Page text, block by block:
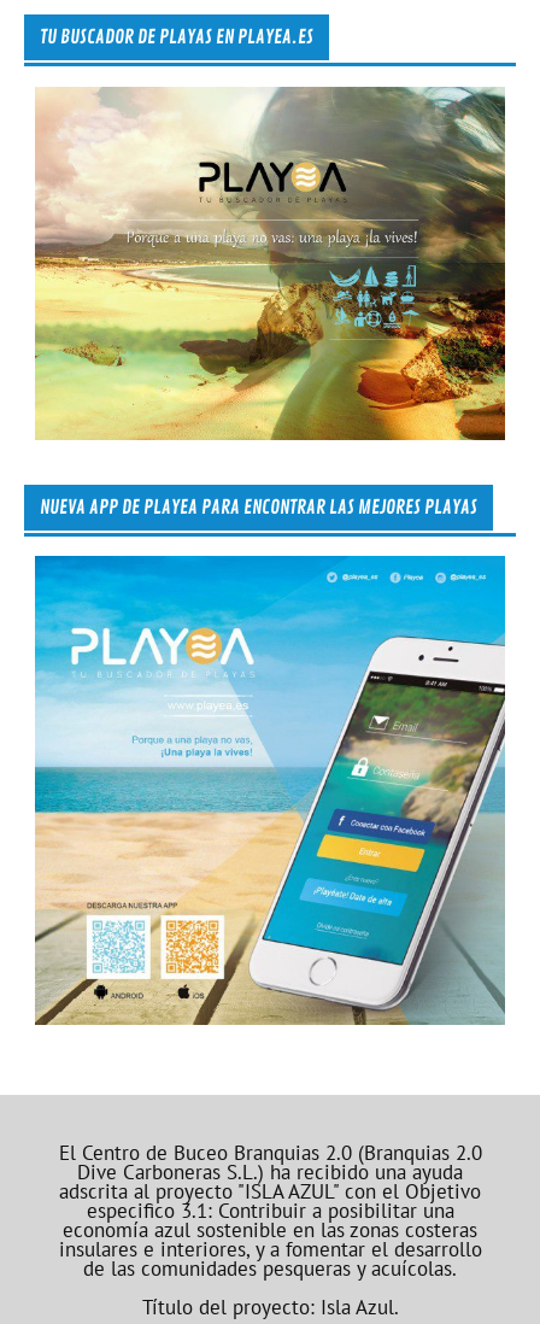
TU BUSCADOR DE PLAYAS EN PLAYEA.ES
NUEVA APP DE PLAYEA PARA ENCONTRAR LAS MEJORES PLAYAS
El Centro de Buceo Branquias 2.0 (Branquias 2.0
Dive Carboneras S.L.) ha recibido una ayuda
adscrita al proyecto "ISLA AZUL" con el Objetivo
especifico 3.1: Contribuir a posibilitar una
economía azul sostenible en las zonas costeras
insulares e interiores, y a fomentar el desarrollo
de las comunidades pesqueras y acuícolas.
Título del proyecto: Isla Azul.